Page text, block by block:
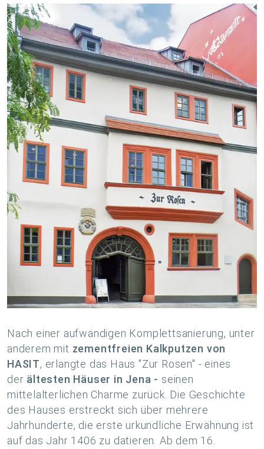
Nach einer aufwändigen Komplettsanierung, unter
anderem mit zementfreien Kalkputzen von
HASIT, erlangte das Haus "Zur Rosen" - eines
der ältesten Häuser in Jena - seinen
mittelalterlichen Charme zurück. Die Geschichte
des Hauses erstreckt sich über mehrere
Jahrhunderte, die erste urkundliche Erwähnung ist
auf das Jahr 1406 zu datieren. Ab dem 16.